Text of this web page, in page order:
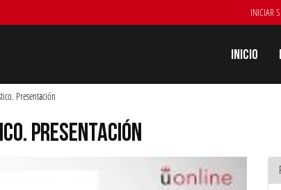
INICIAR
Inicio
Presentación
PRESENTACIÓN